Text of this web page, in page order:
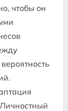
чтобы он